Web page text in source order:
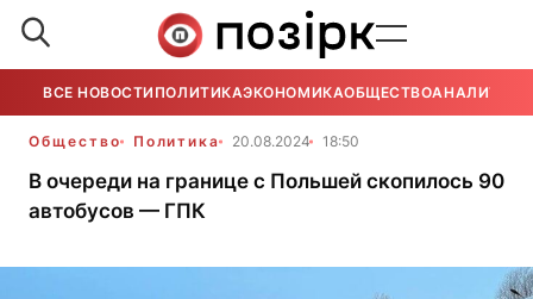
ВСЕ НОВОСТИ ПОЛИТИКАЭКОНОМИКАОБЩЕСТВОАНАЛИТИКА
Общество Политика 20.08.2024 18:50
В очереди на границе с Польшей скопилось 90
автобусов — ГПК